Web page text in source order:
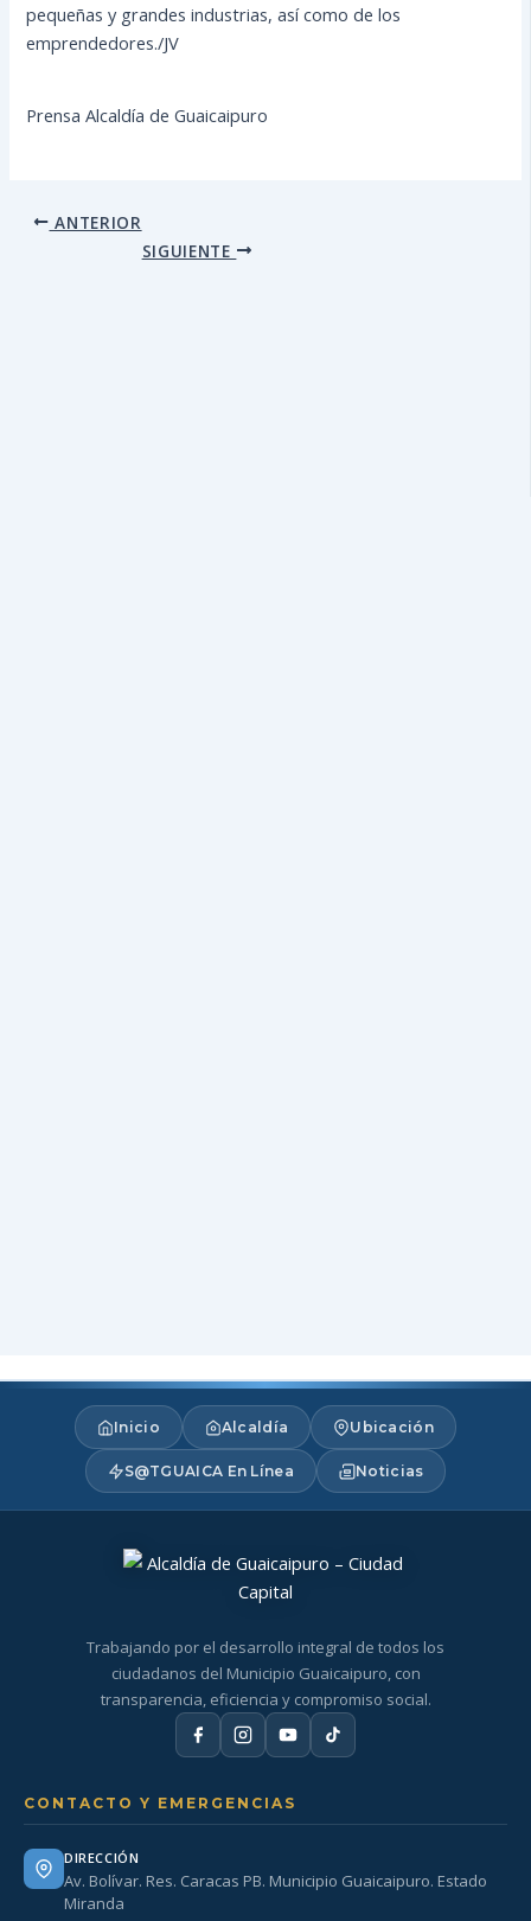
pequeñas y grandes industrias, así como de los
emprendedores./JV
Prensa Alcaldía de Guaicaipuro
ANTERIOR
SIGUIENTE
Inicio Alcaldía Ubicación
S@TGUAICA En Línea Noticias
Trabajando por el desarrollo integral de todos los
ciudadanos del Municipio Guaicaipuro, con
transparencia, eficiencia y compromiso social.
CONTACTO Y EMERGENCIAS
DIRECCIÓN
Av. Bolívar. Res. Caracas PB. Municipio Guaicaipuro. Estado
Miranda